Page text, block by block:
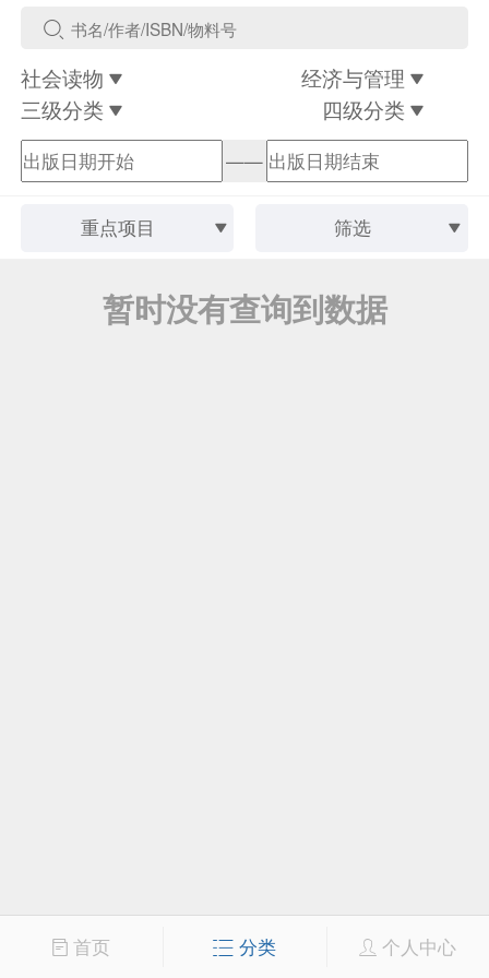
社会读物
经济与管理
三级分类
四级分类
——
重点项目 筛选
暂时没有查询到数据
首页 分类 个人中心